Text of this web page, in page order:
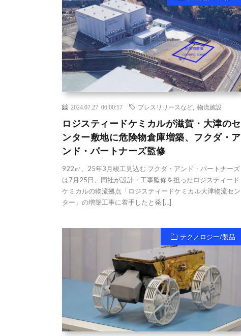
2024.07.27 06:00:17 プレスリリースなど 物流施設
ロジスティードケミカルが滋賀・大津のセ
ンター敷地に危険物倉庫増築、フクダ・ア
ンド・パートナーズ監修
922㎡、25年3月竣工見込む フクダ・アンド・パートナーズ
は7月25日、同社が設計・工事監修を担ったロジスティード
ケミカルの物流拠点「ロジスティードケミカル大津物流セン
ター」の増築工事に着手したと発 […]
テクノロジー/製品